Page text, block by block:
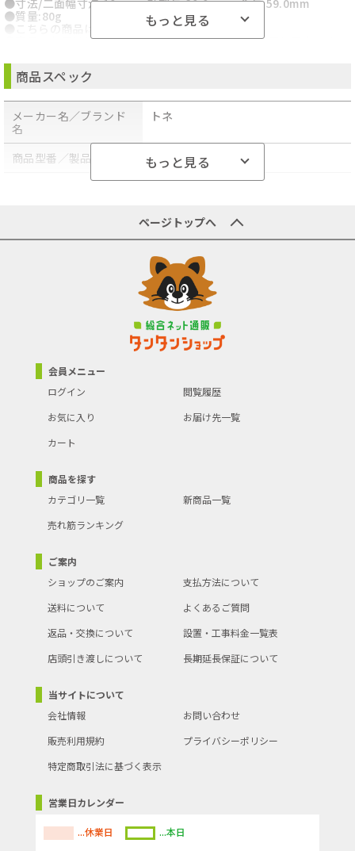
●寸法/二面幅寸法:10mm、軸部長:30.0mm、全長:59.0mm
●質量:80g
●こちらの商品はメール便での発送となります。
●商品のお届けには、発送日から2～3営業日でのお届け予定です。
●日時指定、代金引換、熨斗や包装のご要望はお受けできませんこ
と予めご了承ください。
●【代金引換払い】【お届け時間指定】はご利用になれませんの
で、あらかじめご了承ください。
もっと見る
商品スペック
メーカー名／ブランド
名
トネ
商品型番／製品番号
3H-10
もっと見る
ページトップへ
会員メニュー
ログイン
閲覧履歴
お気に入り
お届け先一覧
カート
商品を探す
カテゴリ一覧
新商品一覧
売れ筋ランキング
ご案内
ショップのご案内
支払方法について
送料について
よくあるご質問
返品・交換について
設置・工事料金一覧表
店頭引き渡しについて
長期延長保証について
当サイトについて
会社情報
お問い合わせ
販売利用規約
プライバシーポリシー
特定商取引法に基づく表示
営業日カレンダー
...休業日
...本日